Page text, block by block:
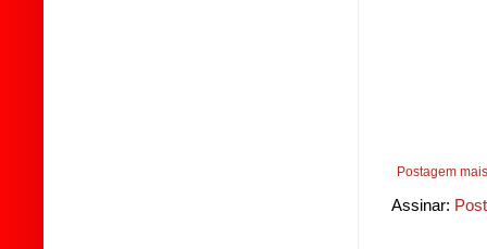
Postagem
Assinar: